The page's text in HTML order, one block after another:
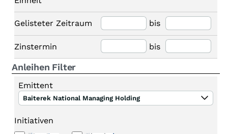
Gelisteter Zeitraum bis
Zinstermin bis
Anleihen Filter
Emittent
Baiterek National Managing Holding
Initiativen